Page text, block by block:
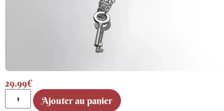
29.99€
Ajouter au panier